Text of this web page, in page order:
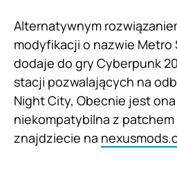
Alternatywnym
modyfikacji o nazwie Metro
dodaje do gry Cyberpunk
stacji pozwalających na
Night City, Obecnie jest
niekompatybilna z patchem
znajdziecie na